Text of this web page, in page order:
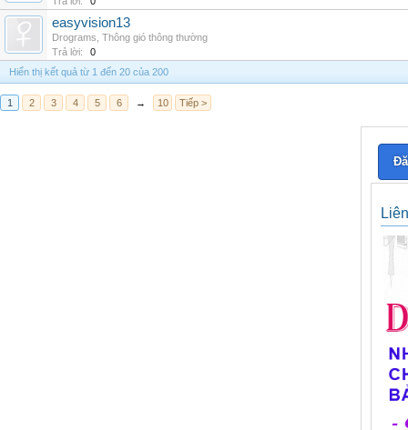
easyvision13
Drograms Thông gió thông thường
Trả lời:
0
Hiển thị kết quả từ 1 đến 20 của 200
1 2 3 4 5 6 → 10 Tiếp >